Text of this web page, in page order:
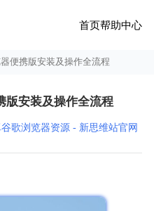
首页帮助中心
便携版安装及操作全流程
版安装及操作全流程
歌浏览器资源 - 新思维站官网